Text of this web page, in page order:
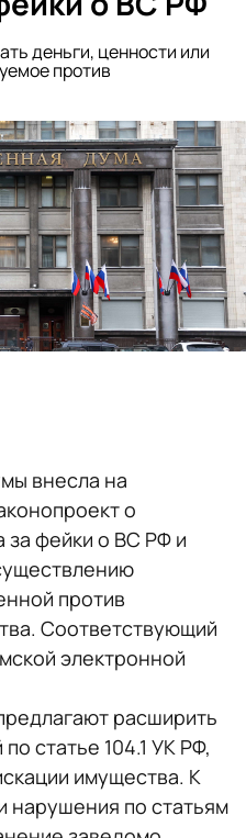
деньги, ценности или
против
внесла на
о
за фейки о ВС РФ и
против
Соответствующий
электронной
расширить
статье 104.1 УК РФ,
имущества. К
нарушения по статьям